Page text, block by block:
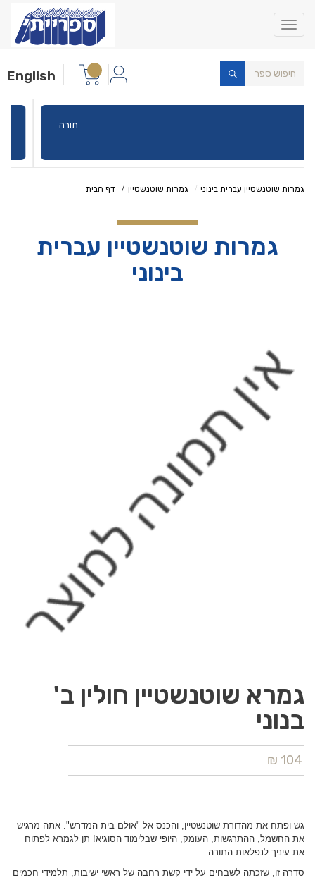
Toggle
navigation
English
דף הבית גמרות שוטנשטיין גמרות שוטנשטיין עברית בינוני
גמרות שוטנשטיין עברית
בינוני
גמרא שוטנשטיין חולין ב'
בנוני
104 ₪
גש ופתח את מהדורת שוטנשטיין, והכנס אל "אולם בית המדרש". אתה מרגיש
את החשמל, ההתרגשות, העומק, היופי שבלימוד הסוגיא! תן לגמרא לפתוח
את עיניך לנפלאות התורה.
סדרה זו, שזכתה לשבחים על ידי קשת רחבה של ראשי ישיבות, תלמידי חכמים